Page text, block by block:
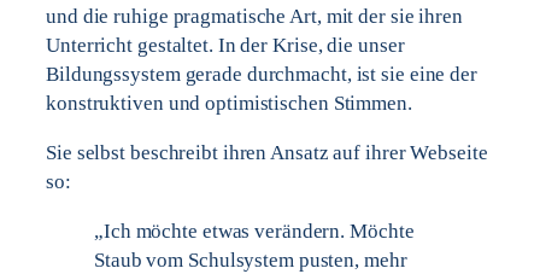
und die ruhige pragmatische Art, mit der sie ihren
Unterricht gestaltet. In der Krise, die unser
Bildungssystem gerade durchmacht, ist sie eine der
konstruktiven und optimistischen Stimmen.
Sie selbst beschreibt ihren Ansatz auf ihrer Webseite
so:
„Ich möchte etwas verändern. Möchte
Staub vom Schulsystem pusten, mehr